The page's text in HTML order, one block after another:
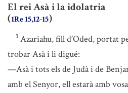
El rei Asà i la idolatria
(1Re 15,12-15)
1 Azariahu, fill d’Oded, portat
trobar Asà i li digué:
—Asà i tots els de Judà i de
amb el Senyor, ell estarà amb